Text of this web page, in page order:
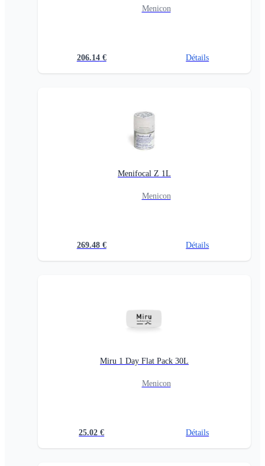
Menicon
206.14 € Détails
Menifocal Z 1L
Menicon
269.48 € Détails
Miru 1 Day Flat Pack 30L
Menicon
25.02 € Détails